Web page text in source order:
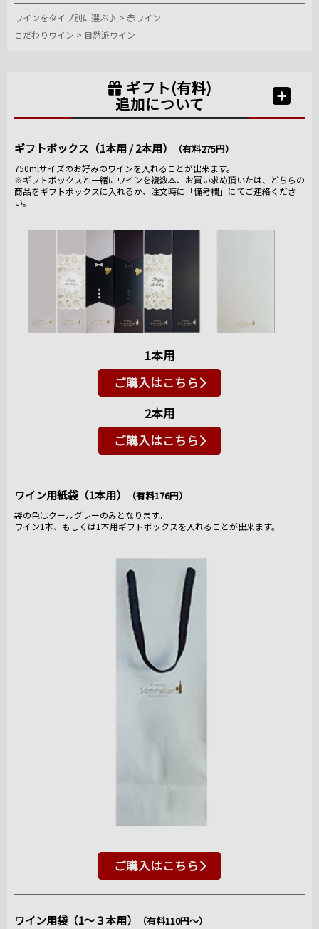
ワインをタイプ別に選ぶ♪ > 赤ワイン
こだわりワイン > 自然派ワイン
ギフト(有料)
追加について
ギフトボックス（1本用 / 2本用） （有料275円）
750mlサイズのお好みのワインを入れることが出来ます。
※ギフトボックスと一緒にワインを複数本、お買い求め頂いたは、どちらの
商品をギフトボックスに入れるか、注文時に「備考欄」にてご連絡くださ
い。
1本用
ご購入はこちら
2本用
ご購入はこちら
ワイン用紙袋（1本用） （有料176円）
袋の色はクールグレーのみとなります。
ワイン1本、もしくは1本用ギフトボックスを入れることが出来ます。
ご購入はこちら
ワイン用袋（1～３本用） （有料110円～）